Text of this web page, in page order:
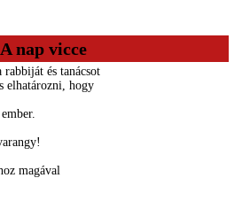
A nap vicce